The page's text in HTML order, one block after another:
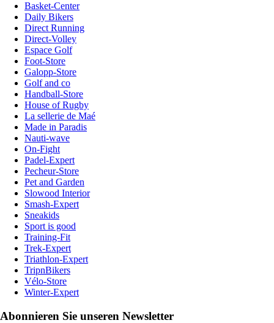
Basket-Center
Daily Bikers
Direct Running
Direct-Volley
Espace Golf
Foot-Store
Galopp-Store
Golf and co
Handball-Store
House of Rugby
La sellerie de Maé
Made in Paradis
Nauti-wave
On-Fight
Padel-Expert
Pecheur-Store
Pet and Garden
Slowood Interior
Smash-Expert
Sneakids
Sport is good
Training-Fit
Trek-Expert
Triathlon-Expert
TripnBikers
Vélo-Store
Winter-Expert
Abonnieren Sie unseren Newsletter